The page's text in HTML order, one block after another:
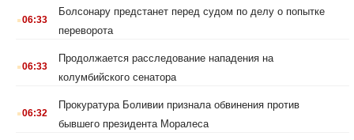
.06:33
Болсонару предстанет перед судом по делу о попытке
переворота
.06:33
Продолжается расследование нападения на
колумбийского сенатора
.06:32
Прокуратура Боливии признала обвинения против
бывшего президента Моралеса